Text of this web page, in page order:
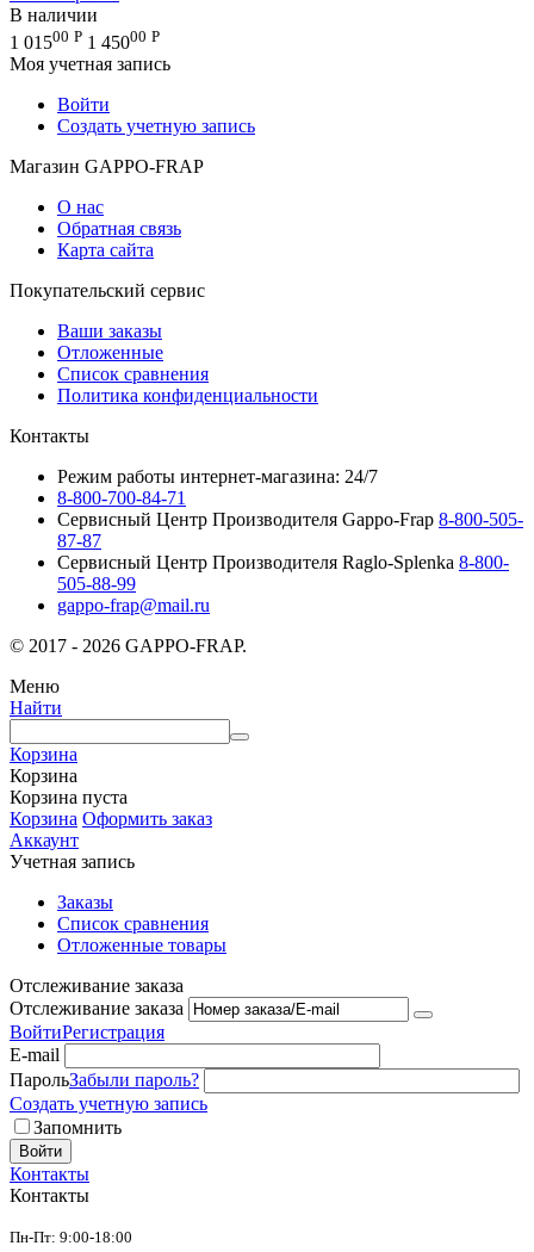
В наличии
1 01500 Р 1 45000 Р
Моя учетная запись
Войти
Создать учетную запись
Магазин GAPPO-FRAP
О нас
Обратная связь
Карта сайта
Покупательский сервис
Ваши заказы
Отложенные
Список сравнения
Политика конфиденциальности
Контакты
Режим работы интернет-магазина: 24/7
8-800-700-84-71
Сервисный Центр Производителя Gappo-Frap 8-800-505-
87-87
Сервисный Центр Производителя Raglo-Splenka 8-800-
505-88-99
gappo-frap@mail.ru
© 2017 - 2026 GAPPO-FRAP.
Меню
Найти
Корзина
Корзина
Корзина пуста
Корзина Оформить заказ
Аккаунт
Учетная запись
Заказы
Список сравнения
Отложенные товары
Отслеживание заказа
Отслеживание заказа
ВойтиРегистрация
E-mail
ПарольЗабыли пароль?
Создать учетную запись
Запомнить
Войти
Контакты
Контакты
Пн-Пт: 9:00-18:00